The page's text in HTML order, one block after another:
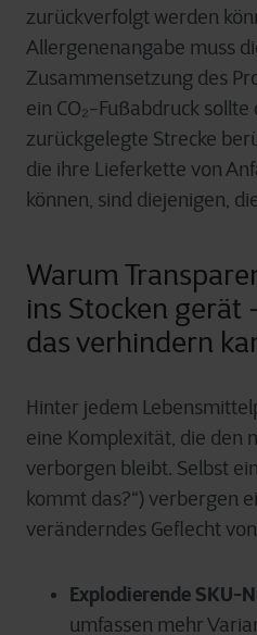
zurückverfolgt werden
Allergenenangabe muss
Zusammensetzung des
ein CO₂-Fußabdruck
zurückgelegte Strecke
die ihre Lieferkette von
können, sind diejenigen,
Warum
ins Stocken gerät
das verhindern
Hinter jedem
eine Komplexität, die den
verborgen bleibt. Selbst
kommt das?“) verbergen
veränderndes Geflecht
Explodierende SKU-
umfassen mehr